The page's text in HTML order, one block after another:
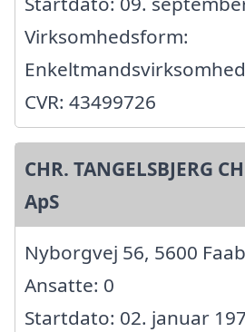
Virksomhedsform:
Enkeltmandsvirksomhed
CVR: 43499726
CHR. TANGELSBJERG
ApS
Nyborgvej 56, 5600
Ansatte: 0
Startdato: 02. januar